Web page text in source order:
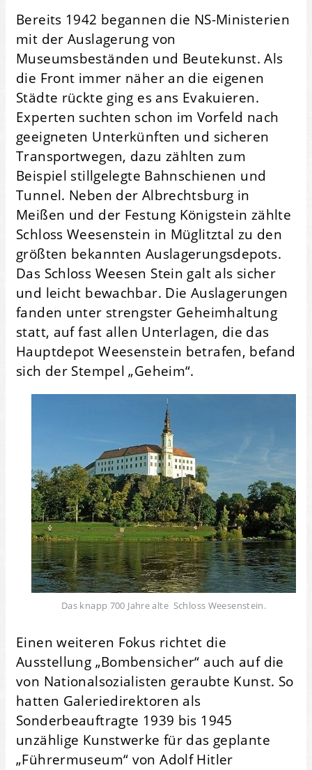
Bereits 1942 begannen die NS-Ministerien
mit der Auslagerung von
Museumsbeständen und Beutekunst. Als
die Front immer näher an die eigenen
Städte rückte ging es ans Evakuieren.
Experten suchten schon im Vorfeld nach
geeigneten Unterkünften und sicheren
Transportwegen, dazu zählten zum
Beispiel stillgelegte Bahnschienen und
Tunnel. Neben der Albrechtsburg in
Meißen und der Festung Königstein zählte
Schloss Weesenstein in Müglitztal zu den
größten bekannten Auslagerungsdepots.
Das Schloss Weesen Stein galt als sicher
und leicht bewachbar. Die Auslagerungen
fanden unter strengster Geheimhaltung
statt, auf fast allen Unterlagen, die das
Hauptdepot Weesenstein betrafen, befand
sich der Stempel „Geheim“.
Das knapp 700 Jahre alte Schloss Weesenstein.
Einen weiteren Fokus richtet die
Ausstellung „Bombensicher“ auch auf die
von Nationalsozialisten geraubte Kunst. So
hatten Galeriedirektoren als
Sonderbeauftragte 1939 bis 1945
unzählige Kunstwerke für das geplante
„Führermuseum“ von Adolf Hitler